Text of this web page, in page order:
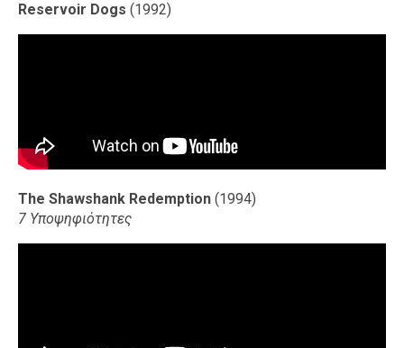
Reservoir Dogs (1992)
The Shawshank Redemption (1994)
7 Υποψηφιότητες